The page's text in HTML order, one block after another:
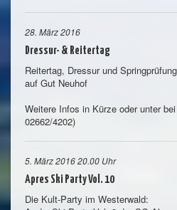
28. März 2016
Dressur- & Reitertag
Reitertag, Dressur und Springprüfung
auf Gut Neuhof
Weitere Infos in Kürze oder unter
02662/4202)
5. März 2016 20.00 Uhr
Apres Ski Party Vol. 10
Die Kult-Party im Westerwald: